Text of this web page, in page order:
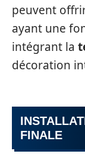
peuvent
ayant une
intégrant la
décoration
FINALE